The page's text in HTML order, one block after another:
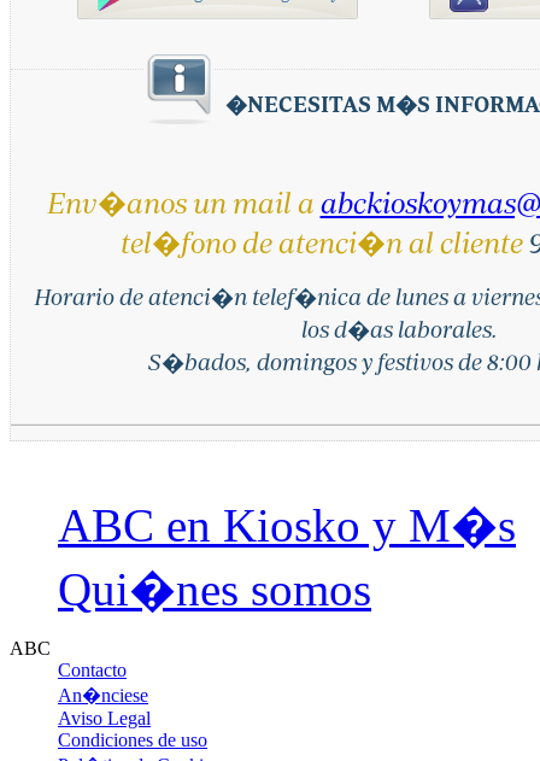
�NECESITAS M�S
Env�anos un mail a
tel�fono de atenci�n al cliente
Horario de atenci�n telef�nica de lunes a
los d�as laborales.
S�bados, domingos y festivos de 8:00
ABC en Kiosko y M�s
Qui�nes somos
ABC
Contacto
An�nciese
Aviso Legal
Condiciones de uso